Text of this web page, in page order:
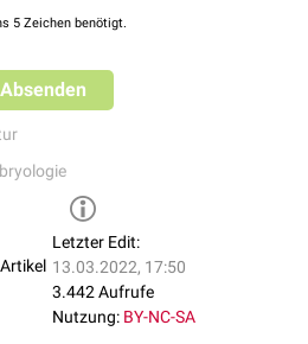
5 Zeichen benötigt.
Absenden
Letzter Edit:
13.03.2022, 17:50
3.442 Aufrufe
Nutzung: BY-NC-SA